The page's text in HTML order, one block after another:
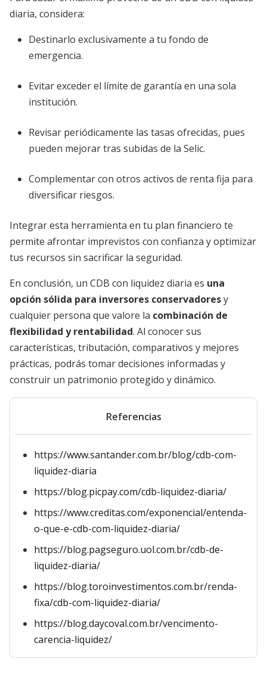
diaria, considera:
Destinarlo exclusivamente a tu fondo de
emergencia.
Evitar exceder el límite de garantía en una sola
institución.
Revisar periódicamente las tasas ofrecidas, pues
pueden mejorar tras subidas de la Selic.
Complementar con otros activos de renta fija para
diversificar riesgos.
Integrar esta herramienta en tu plan financiero te
permite afrontar imprevistos con confianza y optimizar
tus recursos sin sacrificar la seguridad.
En conclusión, un CDB con liquidez diaria es una
opción sólida para inversores conservadoresy
cualquier persona que valore la combinación de
flexibilidad y rentabilidad. Al conocer sus
características, tributación, comparativos y mejores
prácticas, podrás tomar decisiones informadas y
construir un patrimonio protegido y dinámico.
Referencias
https://www.santander.com.br/blog/cdb-com-
liquidez-diaria
https://blog.picpay.com/cdb-liquidez-diaria/
https://www.creditas.com/exponencial/entenda-
o-que-e-cdb-com-liquidez-diaria/
https://blog.pagseguro.uol.com.br/cdb-de-
liquidez-diaria/
https://blog.toroinvestimentos.com.br/renda-
fixa/cdb-com-liquidez-diaria/
https://blog.daycoval.com.br/vencimento-
carencia-liquidez/